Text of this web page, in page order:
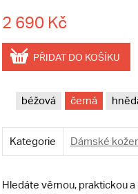
2 690 Kč
PŘIDAT DO KOŠÍKU
béžová černá
Kategorie Dámské
Hledáte věrnou, praktickou